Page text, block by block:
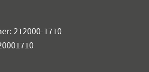
212000-1710